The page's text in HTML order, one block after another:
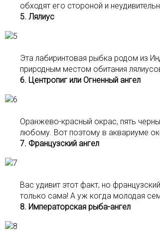
обходят его стороной и
5. Лялиус
Эта лабиринтовая рыбка родом из
природным местом обитания
6. Центропиг или Огненный ангел
Оранжево-красный окрас, пять
любому. Вот поэтому в аквариуме
7. Французский ангел
Вас удивит этот факт, но
только сама! А уж когда молодая
8. Императорская рыба-ангел